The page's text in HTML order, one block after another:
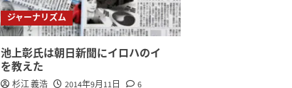
ジャーナリズム
池上彰氏は朝日新聞にイロハのイ
を教えた
杉江 義浩 2014年9月11日
6